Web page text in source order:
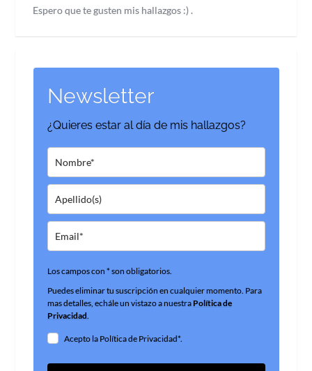
Espero que te gusten mis hallazgos :) .
Newsletter
¿Quieres estar al día de mis hallazgos?
Los campos con * son obligatorios.
Puedes eliminar tu suscripción en cualquier momento. Para
mas detalles, echále un vistazo a nuestraPolítica de
Privacidad.
Acepto la Política de Privacidad*.